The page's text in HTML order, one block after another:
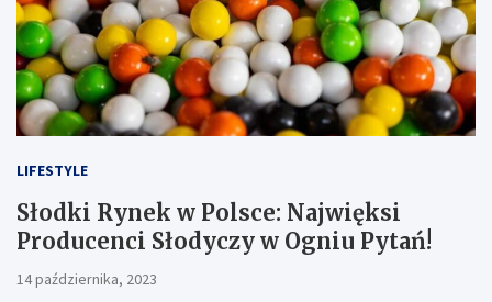
LIFESTYLE
Słodki Rynek w Polsce: Najwięksi
Producenci Słodyczy w Ogniu Pytań!
14 października, 2023